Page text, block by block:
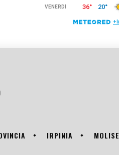
IRPINIA MOLISE